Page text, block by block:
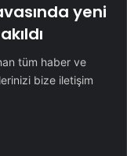
yeni
tüm haber ve
bize iletişim